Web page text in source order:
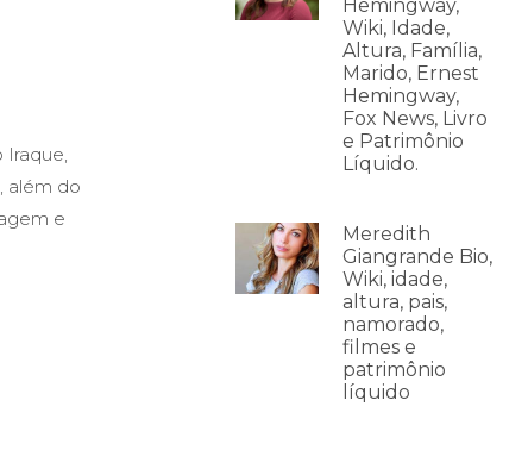
Iraque,
além do
e
Hemingway,
Wiki, Idade,
Altura, Família,
Marido, Ernest
Hemingway,
Fox News, Livro
e Patrimônio
Líquido.
Meredith
Giangrande Bio,
Wiki, idade,
altura, pais,
namorado,
filmes e
patrimônio
líquido